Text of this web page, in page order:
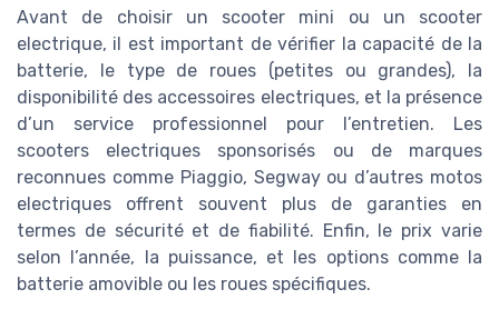
Avant de choisir un scooter mini ou un scooter
electrique, il est important de vérifier la capacité de la
batterie, le type de roues (petites ou grandes), la
disponibilité des accessoires electriques, et la présence
d’un service professionnel pour l’entretien. Les
scooters electriques sponsorisés ou de marques
reconnues comme Piaggio, Segway ou d’autres motos
electriques offrent souvent plus de garanties en
termes de sécurité et de fiabilité. Enfin, le prix varie
selon l’année, la puissance, et les options comme la
batterie amovible ou les roues spécifiques.